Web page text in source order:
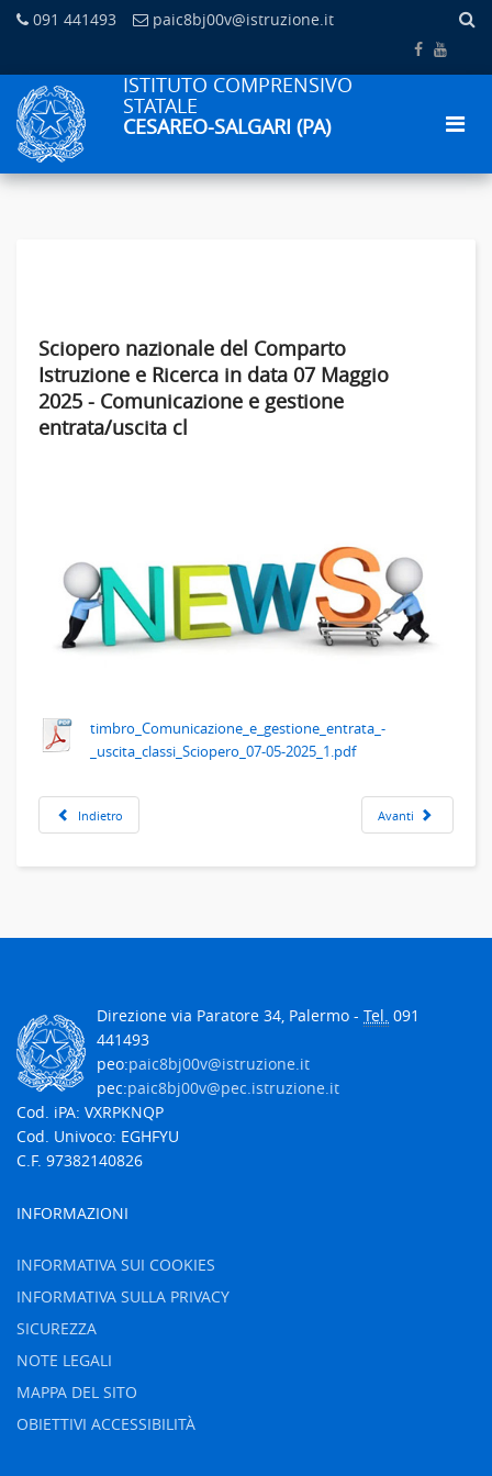
091 441493 paic8bj00v@istruzione.it
ISTITUTO COMPRENSIVO
STATALE
CESAREO-SALGARI (PA)
Sciopero nazionale del Comparto
Istruzione e Ricerca in data 07 Maggio
2025 - Comunicazione e gestione
entrata/uscita cl
timbro_Comunicazione_e_gestione_entrata_-
_uscita_classi_Sciopero_07-05-2025_1.pdf
Indietro Avanti
Direzione via Paratore 34, Palermo - Tel. 091
441493
peo:paic8bj00v@istruzione.it
pec:paic8bj00v@pec.istruzione.it
Cod. iPA: VXRPKNQP
Cod. Univoco: EGHFYU
C.F. 97382140826
INFORMAZIONI
INFORMATIVA SUI COOKIES
INFORMATIVA SULLA PRIVACY
SICUREZZA
NOTE LEGALI
MAPPA DEL SITO
OBIETTIVI ACCESSIBILITÀ